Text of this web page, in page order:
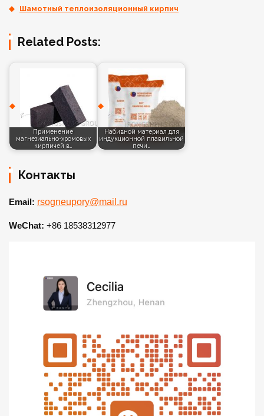
Шамотный теплоизоляционный кирпич
Related Posts:
Применение
магнезиально-хромовых
кирпичей в…
Набивной материал для
индукционной плавильной
печи…
Контакты
Email: rsogneupory@mail.ru
WeChat: +86 18538312977